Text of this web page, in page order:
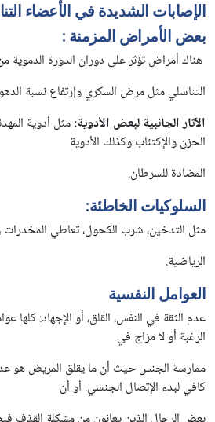
الإصابات الشديدة في الأعضاء
بعض الأمراض المزمنة :
هناك أمراض تؤثر على دوران الدورة الدموية
التناسلي مثل مرض السكري وإرتفاع نسبة
الآثار الجانبية لبعض الأدوية:مثل أدوية
الحزن والإكتئاب وكذلك الأدوية
المضادة للسرطان.
السلوكيات الخاطئة:
مثل التدخين، شرب الكحول، تعاطي المخدرات
الرياضية.
العوامل النفسية
عدم الثقة في النفس، القلق، أو الإجهاد: كلها
الرغبة أو لا مزاج في
ممارسة الجنس حيث أن ما يقلق المريض هو
كافي لبدء الإتصال الجنسي. أو أن